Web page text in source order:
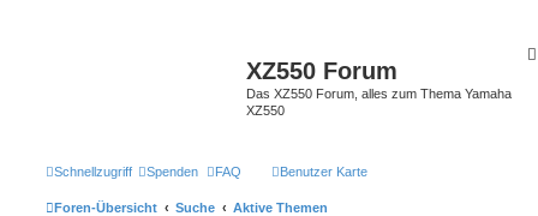
XZ550 Forum
Das XZ550 Forum, alles zum Thema Yamaha
XZ550
Schnellzugriff Spenden FAQ Benutzer Karte
Foren-Übersicht Suche Aktive Themen